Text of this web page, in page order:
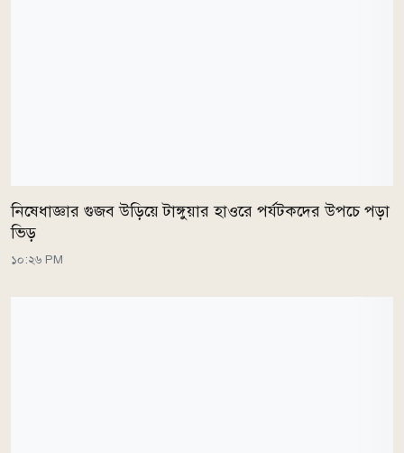
নিষেধাজ্ঞার গুজব উড়িয়ে টাঙ্গুয়ার হাওরে পর্যটকদের উপচে পড়া
ভিড়
১০:২৬ PM